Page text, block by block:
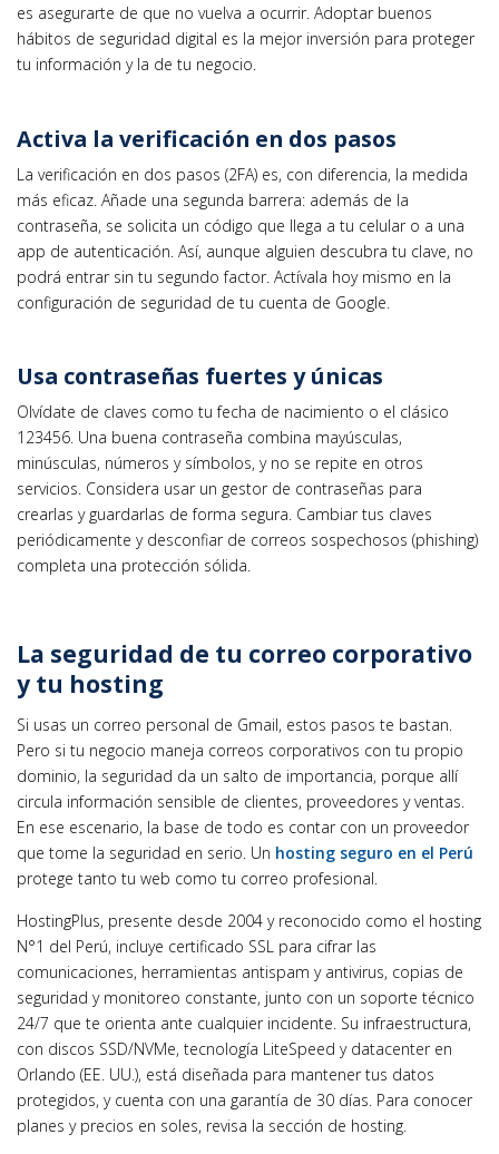
es asegurarte de que no vuelva a ocurrir. Adoptar buenos
hábitos de seguridad digital es la mejor inversión para proteger
tu información y la de tu negocio.
Activa la verificación en dos pasos
La verificación en dos pasos (2FA) es, con diferencia, la medida
más eficaz. Añade una segunda barrera: además de la
contraseña, se solicita un código que llega a tu celular o a una
app de autenticación. Así, aunque alguien descubra tu clave, no
podrá entrar sin tu segundo factor. Actívala hoy mismo en la
configuración de seguridad de tu cuenta de Google.
Usa contraseñas fuertes y únicas
Olvídate de claves como tu fecha de nacimiento o el clásico
123456. Una buena contraseña combina mayúsculas,
minúsculas, números y símbolos, y no se repite en otros
servicios. Considera usar un gestor de contraseñas para
crearlas y guardarlas de forma segura. Cambiar tus claves
periódicamente y desconfiar de correos sospechosos (phishing)
completa una protección sólida.
La seguridad de tu correo corporativo
y tu hosting
Si usas un correo personal de Gmail, estos pasos te bastan.
Pero si tu negocio maneja correos corporativos con tu propio
dominio, la seguridad da un salto de importancia, porque allí
circula información sensible de clientes, proveedores y ventas.
En ese escenario, la base de todo es contar con un proveedor
que tome la seguridad en serio. Un hosting seguro en el Perú
protege tanto tu web como tu correo profesional.
HostingPlus, presente desde 2004 y reconocido como el hosting
N°1 del Perú, incluye certificado SSL para cifrar las
comunicaciones, herramientas antispam y antivirus, copias de
seguridad y monitoreo constante, junto con un soporte técnico
24/7 que te orienta ante cualquier incidente. Su infraestructura,
con discos SSD/NVMe, tecnología LiteSpeed y datacenter en
Orlando (EE. UU.), está diseñada para mantener tus datos
protegidos, y cuenta con una garantía de 30 días. Para conocer
planes y precios en soles, revisa la sección de hosting.